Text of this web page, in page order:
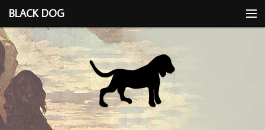
BLACK DOG
IDEEA
CU LIMBA SCOASĂ